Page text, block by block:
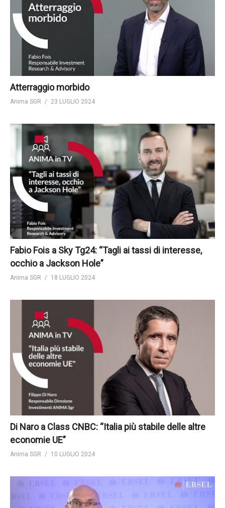
Atterraggio morbido
Anima SGR 23 LUGLIO 2024
Fabio Fois a Sky Tg24: “Tagli ai tassi di interesse,
occhio a Jackson Hole”
Anima SGR 18 LUGLIO 2024
Di Naro a Class CNBC: “Italia più stabile delle altre
economie UE”
Anima SGR 10 LUGLIO 2024